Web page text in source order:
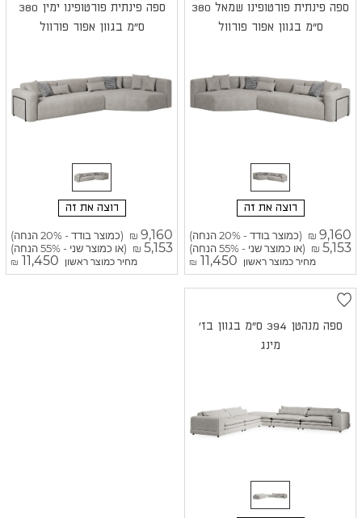
ספה פינתית פורטופינו שמאל 380
ס"מ בגוון אפור פורוול
רוצה את זה
₪ 9,160 (כמוצר בודד - 20% הנחה)
₪ 5,153 (או כמוצר שני - 55% הנחה)
מחיר כמוצר ראשון ₪ 11,450
ספה פינתית פורטופינו ימין 380
ס"מ בגוון אפור פורוול
רוצה את זה
₪ 9,160 (כמוצר בודד - 20% הנחה)
₪ 5,153 (או כמוצר שני - 55% הנחה)
מחיר כמוצר ראשון ₪ 11,450
ספה מנהטן 394 ס"מ בגוון בז'
מינג